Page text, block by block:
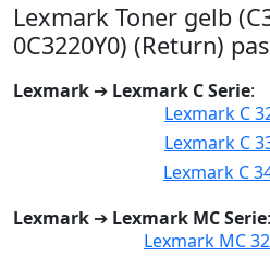
Lexmark Toner gelb
0C3220Y0) (Return)
Lexmark ➔ Lexmark C Serie:
Lexmark C
Lexmark C
Lexmark C
Lexmark ➔ Lexmark MC Serie:
Lexmark MC